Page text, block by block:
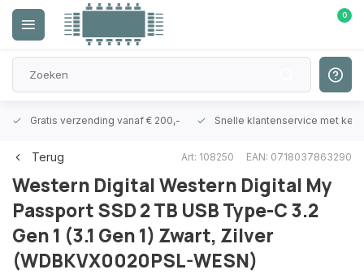
0
Gratis verzending vanaf € 200,- Snelle klantenservice met
Terug Art: 108250 EAN: 0718037863290
Western DigitalWestern Digital My
Passport SSD 2 TB USB Type-C 3.2
Gen 1 (3.1 Gen 1) Zwart, Zilver
(WDBKVX0020PSL-WESN)